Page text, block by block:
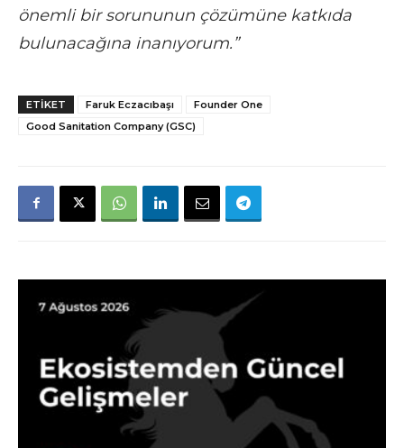
önemli bir sorununun çözümüne katkıda
bulunacağına inanıyorum.”
ETIKET Faruk Eczacıbaşı
Founder One
Good Sanitation Company (GSC)